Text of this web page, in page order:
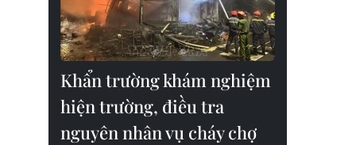
Khẩn trường khám nghiệm
hiện trường, điều tra
nguyên nhân vụ cháy chợ